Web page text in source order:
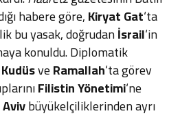
habere göre,Kiryat Gat‘ta
bu yasak, doğrudanİsrail‘in
konuldu. Diplomatik
veRamallah‘ta görev
Filistin Yönetimi‘ne
büyükelçiliklerinden ayrı